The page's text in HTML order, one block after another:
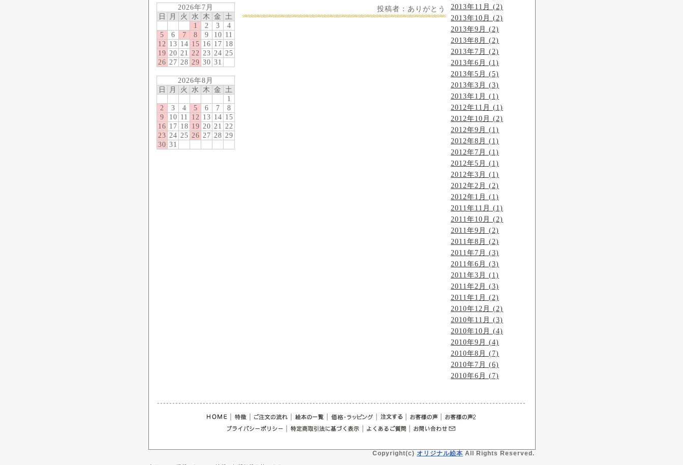
2026年7月
日
月 火 水 木 金 土
1
2 3
4
5
6 7 8 9 10 11
12 13 14 15 16 17 18
19 20 21 22 23 24 25
26 27 28 29 30 31
2026年8月
日
月 火 水 木 金 土
1
2
3 4 5 6 7
8
9
10 11 12 13 14 15
16 17 18 19 20 21 22
23 24 25 26 27 28 29
30 31
投稿者：ありがとう
2013年11月 (2)
2013年10月 (2)
2013年9月 (2)
2013年8月 (2)
2013年7月 (2)
2013年6月 (1)
2013年5月 (5)
2013年3月 (3)
2013年1月 (1)
2012年11月 (1)
2012年10月 (2)
2012年9月 (1)
2012年8月 (1)
2012年7月 (1)
2012年5月 (1)
2012年3月 (1)
2012年2月 (2)
2012年1月 (1)
2011年11月 (1)
2011年10月 (2)
2011年9月 (2)
2011年8月 (2)
2011年7月 (3)
2011年6月 (3)
2011年3月 (1)
2011年2月 (3)
2011年1月 (2)
2010年12月 (2)
2010年11月 (3)
2010年10月 (4)
2010年9月 (4)
2010年8月 (7)
2010年7月 (6)
2010年6月 (7)
Copyright(c) オリジナル絵本 All Rights Reserved.